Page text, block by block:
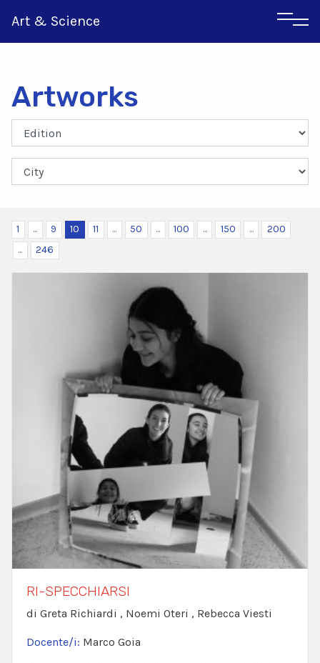
Art & Science
Greek
Artworks
1 ... 9 10 11 ... 50 ... 100 ... 150 ...
200
...
246
RI-SPECCHIARSI
di Greta Richiardi , Noemi Oteri , Rebecca Viesti
Docente/i: Marco Goia